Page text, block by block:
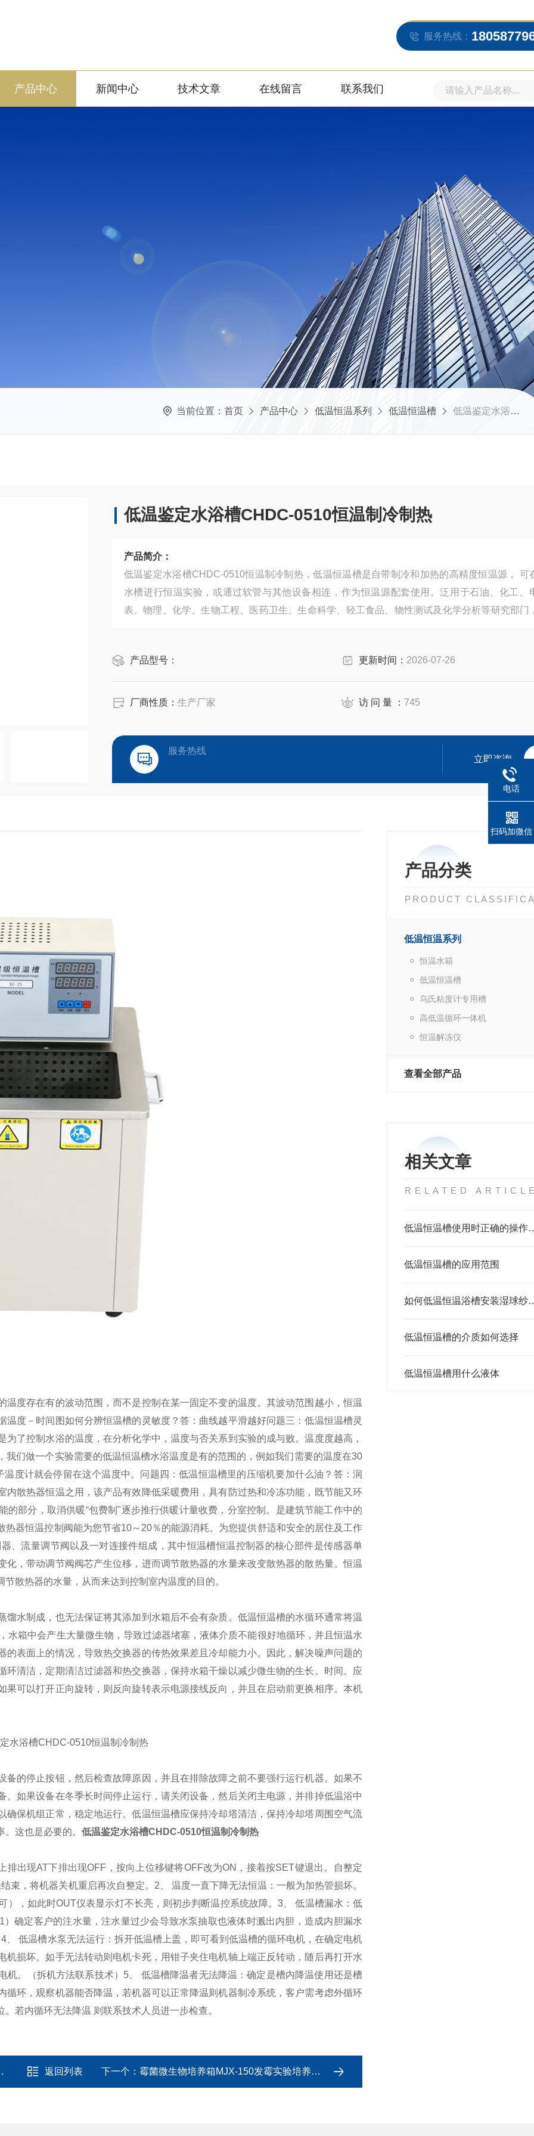
服务热线：
产品中心 新闻中心 技术文章 在线留言 联系我们
当前位置： 首页 产品中心 低温恒温系列 低温恒温槽 低温鉴定水浴槽CHDC-0510恒温制冷制热
低温鉴定水浴槽CHDC-0510恒温制冷制热
产品简介：
低温鉴定水浴槽CHDC-0510恒温制冷制热，低温恒温槽是自带制冷和加热的高精度恒温源， 可
水槽进行恒温实验，或通过软管与其他设备相连，作为恒温源配套使用。泛用于石油、化工、
表、物理、化学、生物工程、医药卫生、生命科学、轻工食品、物性测试及化学分析等研究部门
产品型号：
更新时间： 2026-07-26
厂商性质： 生产厂家 访 问 量 ： 745
服务热线
立即咨询
产品分类
PRODUCT
低温恒温系列
恒温水箱
低温恒温槽
乌氏粘度计专用槽
高低温循环一体机
恒温解冻仪
查看全部产品
相关文章
RELATED
低温恒温槽
低温恒温槽的应用范围
如何低温恒温浴
低温恒温槽的介质如何选择
低温恒温槽用什么液体
温度存在有的波动范围，而不是控制在某一固定不变的温度。其波动范围越小，恒温
温度－时间图如何分辨恒温槽的灵敏度？答：曲线越平滑越好问题三：低温恒温槽灵
为了控制水浴的温度，在分析化学中，温度与否关系到实验的成与败。温度度越高，
我们做一个实验需要的低温恒温槽水浴温度是有的范围的，例如我们需要的温度在30
度计就会停留在这个温度中。 问题四：低温恒温槽里的压缩机要加什么油？ 答：润
内散热器恒温之用，该产品有效降低采暖费用，具有防过热和冷冻功能，既节能又环
部分，取消供暖“包费制"逐步推行供暖计量收费，分室控制。是建筑节能工作中的
器恒温控制阀能为您节省10～20％的能源消耗。为您提供舒适和安全的居住及工作
、流量调节阀以及一对连接件组成，其中恒温槽恒温控制器的核心部件是传感器单
，带动调节阀阀芯产生位移，进而调节散热器的水量来改变散热器的散热量。恒温
散热器的水量，从而来达到控制室内温度的目的。
水制成，也无法保证将其添加到水箱后不会有杂质。低温恒温槽的水循环通常将温
水箱中会产生大量微生物，导致过滤器堵塞，液体介质不能很好地循环，并且恒温水
表面上的情况，导致热交换器的传热效果差且冷却能力小。
因此，解决噪声问题的
清洁，定期清洁过滤器和热交换器，保持水箱干燥以减少微生物的生长。时间。 应
可以打开正向旋转，则反向旋转表示电源接线反向，并且在启动前更换相序。本机
的停止按钮，然后检查故障原因，并且在排除故障之前不要强行运行机器。如果不
如果设备在冬季长时间停止运行，请关闭设备，然后关闭主电源，并排掉低温浴中
保机组正常，稳定地运行。低温恒温槽应保持冷却塔清洁，保持冷却塔周围空气流
这也是必要的。 低温鉴定水浴槽CHDC-0510恒温制冷制热
出现AT下排出现OFF，按向上位移键将OFF改为ON，接着按SET键退出。自整定
束，将机器关机重启再次自整定。 2、 温度一直下降无法恒温：一般为加热管损坏。
），如此时OUT仪表显示灯不长亮，则初步判断温控系统故障。3、 低温槽漏水：低
确定客户的注水量，注水量过少会导致水泵抽取也液体时溅出内胆，造成内胆漏水
4、 低温槽水泵无法运行：拆开低温槽上盖，即可看到低温槽的循环电机，在确定电机
损坏。如手无法转动则电机卡死，用钳子夹住电机轴上端正反转动，随后再打开水
机。（拆机方法联系技术） 5、 低温槽降温者无法降温：确定是槽内降温使用还是槽
环，观察机器能否降温，若机器可以正常降温则机器制冷系统，客户需考虑外循环
若内循环无法降温 则联系技术人员进一步检查。
返回列表 下一个：霉菌微生物培养箱MJX-150发霉实验培养设备
电话
扫码加微信